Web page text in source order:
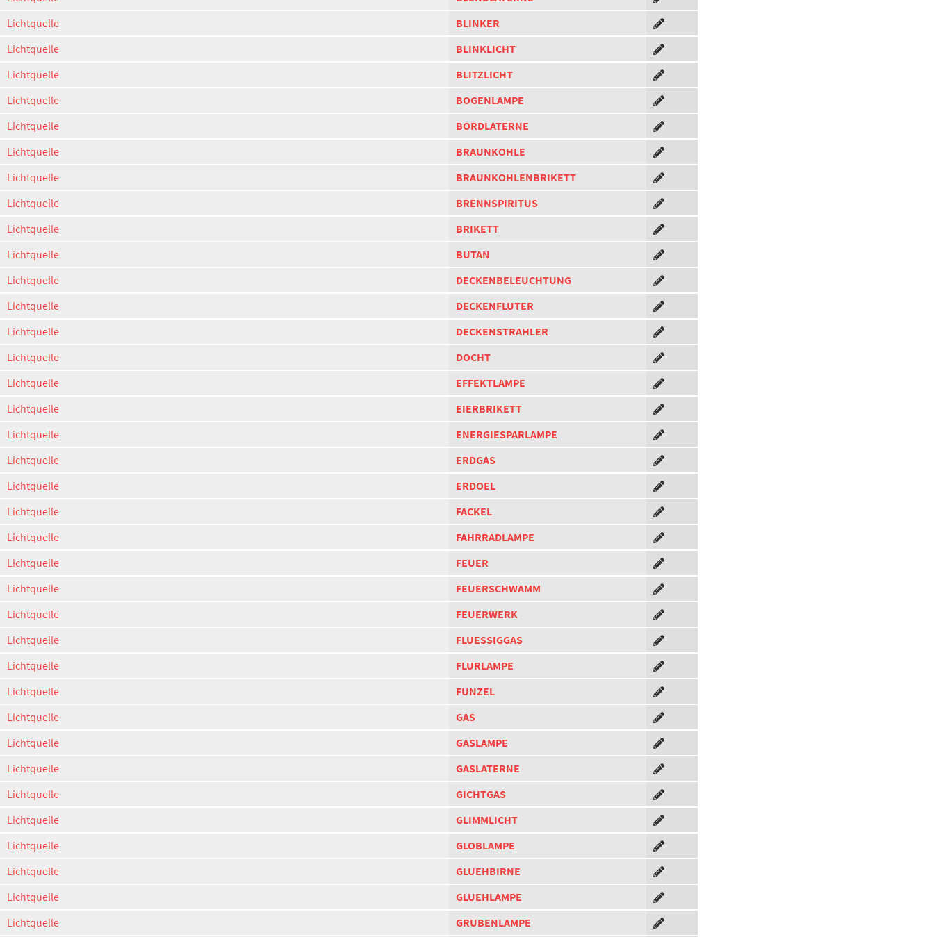
Lichtquelle
BLINKER
Lichtquelle
BLINKLICHT
Lichtquelle
BLITZLICHT
Lichtquelle
BOGENLAMPE
Lichtquelle
BORDLATERNE
Lichtquelle
BRAUNKOHLE
Lichtquelle
BRAUNKOHLENBRIKETT
Lichtquelle
BRENNSPIRITUS
Lichtquelle
BRIKETT
Lichtquelle
BUTAN
Lichtquelle
DECKENBELEUCHTUNG
Lichtquelle
DECKENFLUTER
Lichtquelle
DECKENSTRAHLER
Lichtquelle
DOCHT
Lichtquelle
EFFEKTLAMPE
Lichtquelle
EIERBRIKETT
Lichtquelle
ENERGIESPARLAMPE
Lichtquelle
ERDGAS
Lichtquelle
ERDOEL
Lichtquelle
FACKEL
Lichtquelle
FAHRRADLAMPE
Lichtquelle
FEUER
Lichtquelle
FEUERSCHWAMM
Lichtquelle
FEUERWERK
Lichtquelle
FLUESSIGGAS
Lichtquelle
FLURLAMPE
Lichtquelle
FUNZEL
Lichtquelle
GAS
Lichtquelle
GASLAMPE
Lichtquelle
GASLATERNE
Lichtquelle
GICHTGAS
Lichtquelle
GLIMMLICHT
Lichtquelle
GLOBLAMPE
Lichtquelle
GLUEHBIRNE
Lichtquelle
GLUEHLAMPE
Lichtquelle
GRUBENLAMPE